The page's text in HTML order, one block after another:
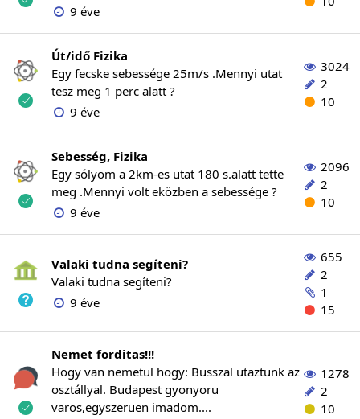
9 éve
Út/idő Fizika
Egy fecske sebessége 25m/s .Mennyi utat
tesz meg 1 perc alatt ?
9 éve
3024
2
10
Sebesség, Fizika
Egy sólyom a 2km-es utat 180 s.alatt tette
meg .Mennyi volt eközben a sebessége ?
9 éve
2096
2
10
Valaki tudna segíteni?
Valaki tudna segíteni?
9 éve
655
2
1
15
Nemet forditas!!!
Hogy van nemetul hogy: Busszal utaztunk az
osztállyal. Budapest gyonyoru
varos,egyszeruen imadom....
1278
2
10